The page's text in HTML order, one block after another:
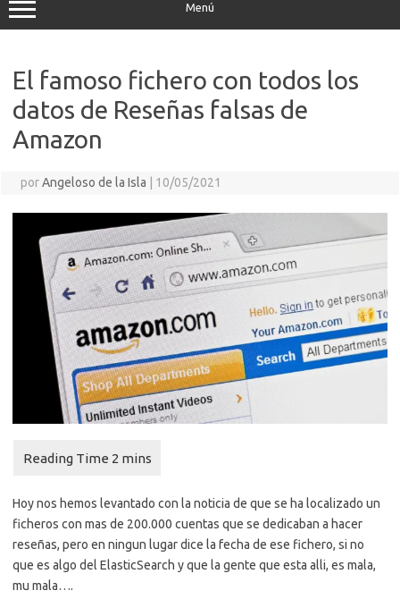
Menú
El famoso fichero con todos los
datos de Reseñas falsas de
Amazon
porAngeloso de la Isla 10/05/2021
Hoy nos hemos levantado con la noticia de que se ha localizado un
ficheros con mas de 200.000 cuentas que se dedicaban a hacer
reseñas, pero en ningun lugar dice la fecha de ese fichero, si no
que es algo del ElasticSearch y que la gente que esta alli, es mala,
mu mala….